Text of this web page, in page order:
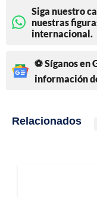
Siga nuestro
nuestras
internacional.
⚽ Síganos en
información
Relacionados